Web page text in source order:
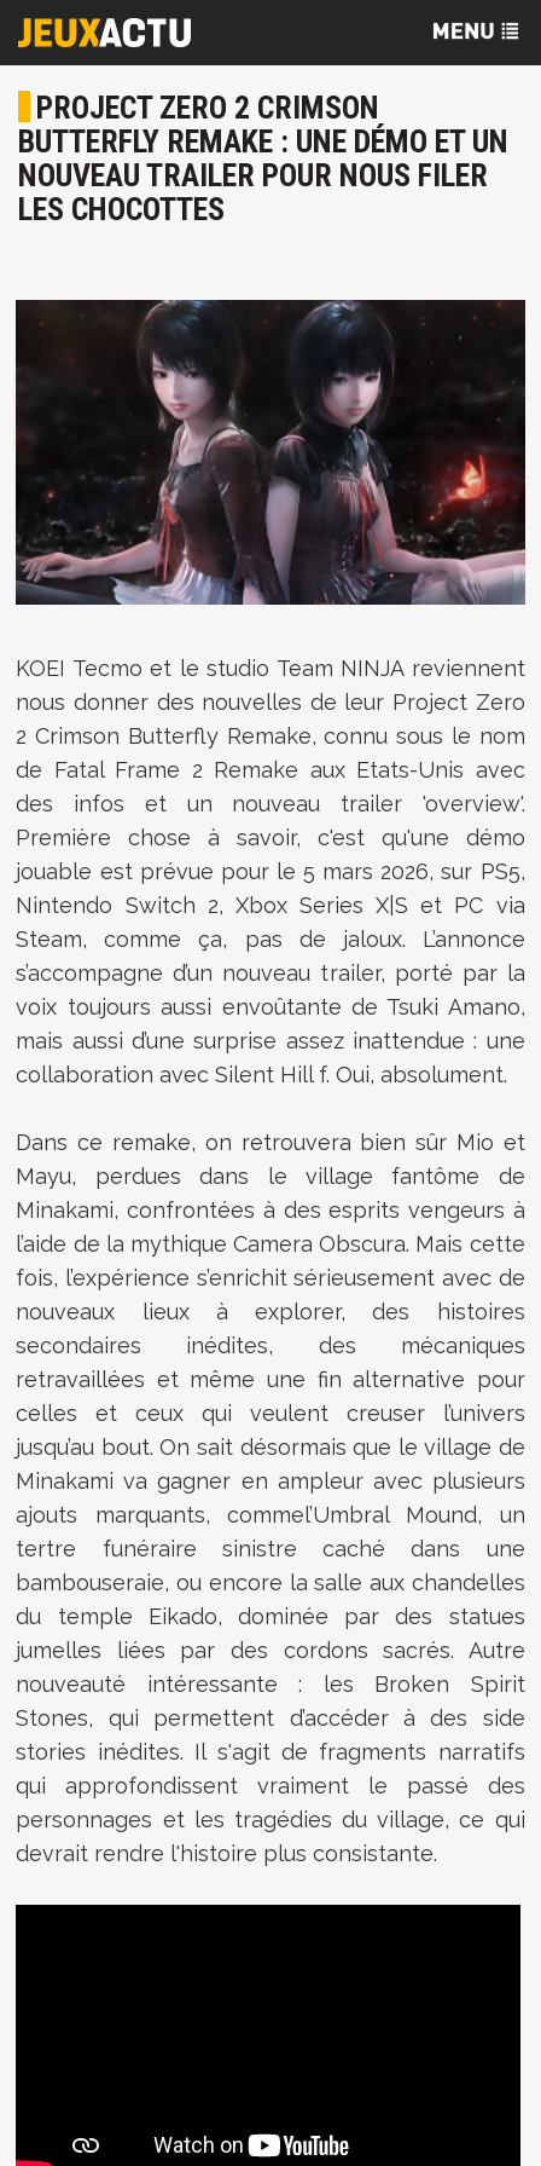
PROJECT ZERO 2 CRIMSON
BUTTERFLY REMAKE : UNE DÉMO ET UN
NOUVEAU TRAILER POUR NOUS FILER
LES CHOCOTTES
KOEI Tecmo et le studio Team NINJA reviennent
nous donner des nouvelles de leur Project Zero
2 Crimson Butterfly Remake, connu sous le nom
de Fatal Frame 2 Remake aux Etats-Unis avec
des infos et un nouveau trailer 'overview'.
Première chose à savoir, c'est qu'une démo
jouable est prévue pour le 5 mars 2026, sur PS5,
Nintendo Switch 2, Xbox Series X|S et PC via
Steam, comme ça, pas de jaloux. L’annonce
s’accompagne d’un nouveau trailer, porté par la
voix toujours aussi envoûtante de Tsuki Amano,
mais aussi d’une surprise assez inattendue : une
collaboration avec Silent Hill f. Oui, absolument.
Dans ce remake, on retrouvera bien sûr Mio et
Mayu, perdues dans le village fantôme de
Minakami, confrontées à des esprits vengeurs à
l’aide de la mythique Camera Obscura. Mais cette
fois, l’expérience s’enrichit sérieusement avec de
nouveaux lieux à explorer, des histoires
secondaires inédites, des mécaniques
retravaillées et même une fin alternative pour
celles et ceux qui veulent creuser l’univers
jusqu’au bout. On sait désormais que le village de
Minakami va gagner en ampleur avec plusieurs
ajouts marquants, commel’Umbral Mound, un
tertre funéraire sinistre caché dans une
bambouseraie, ou encore la salle aux chandelles
du temple Eikado, dominée par des statues
jumelles liées par des cordons sacrés. Autre
nouveauté intéressante : les Broken Spirit
Stones, qui permettent d’accéder à des side
stories inédites. Il s'agit de fragments narratifs
qui approfondissent vraiment le passé des
personnages et les tragédies du village, ce qui
devrait rendre l'histoire plus consistante.